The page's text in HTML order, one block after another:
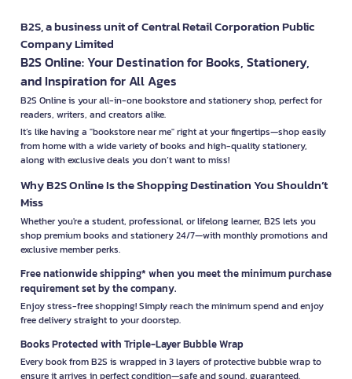
B2S, a business unit of Central Retail Corporation Public
Company Limited
B2S Online: Your Destination for Books, Stationery,
and Inspiration for All Ages
B2S Online is your all-in-one bookstore and stationery shop, perfect for
readers, writers, and creators alike.
It’s like having a "bookstore near me" right at your fingertips—shop easily
from home with a wide variety of books and high-quality stationery,
along with exclusive deals you don’t want to miss!
Why B2S Online Is the Shopping Destination You Shouldn’t
Miss
Whether you're a student, professional, or lifelong learner, B2S lets you
shop premium books and stationery 24/7—with monthly promotions and
exclusive member perks.
Free nationwide shipping* when you meet the minimum purchase
requirement set by the company.
Enjoy stress-free shopping! Simply reach the minimum spend and enjoy
free delivery straight to your doorstep.
Books Protected with Triple-Layer Bubble Wrap
Every book from B2S is wrapped in 3 layers of protective bubble wrap to
ensure it arrives in perfect condition—safe and sound, guaranteed.